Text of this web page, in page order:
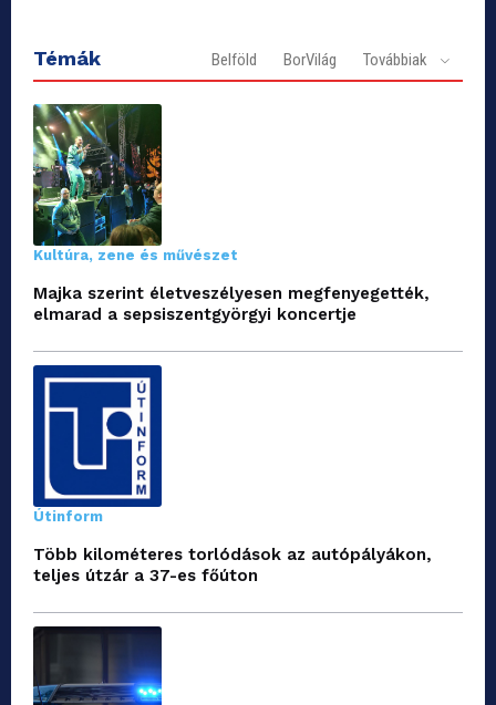
Témák Belföld BorVilág Továbbiak
Kultúra, zene és művészet
Majka szerint életveszélyesen megfenyegették,
elmarad a sepsiszentgyörgyi koncertje
Útinform
Több kilométeres torlódások az autópályákon,
teljes útzár a 37-es főúton